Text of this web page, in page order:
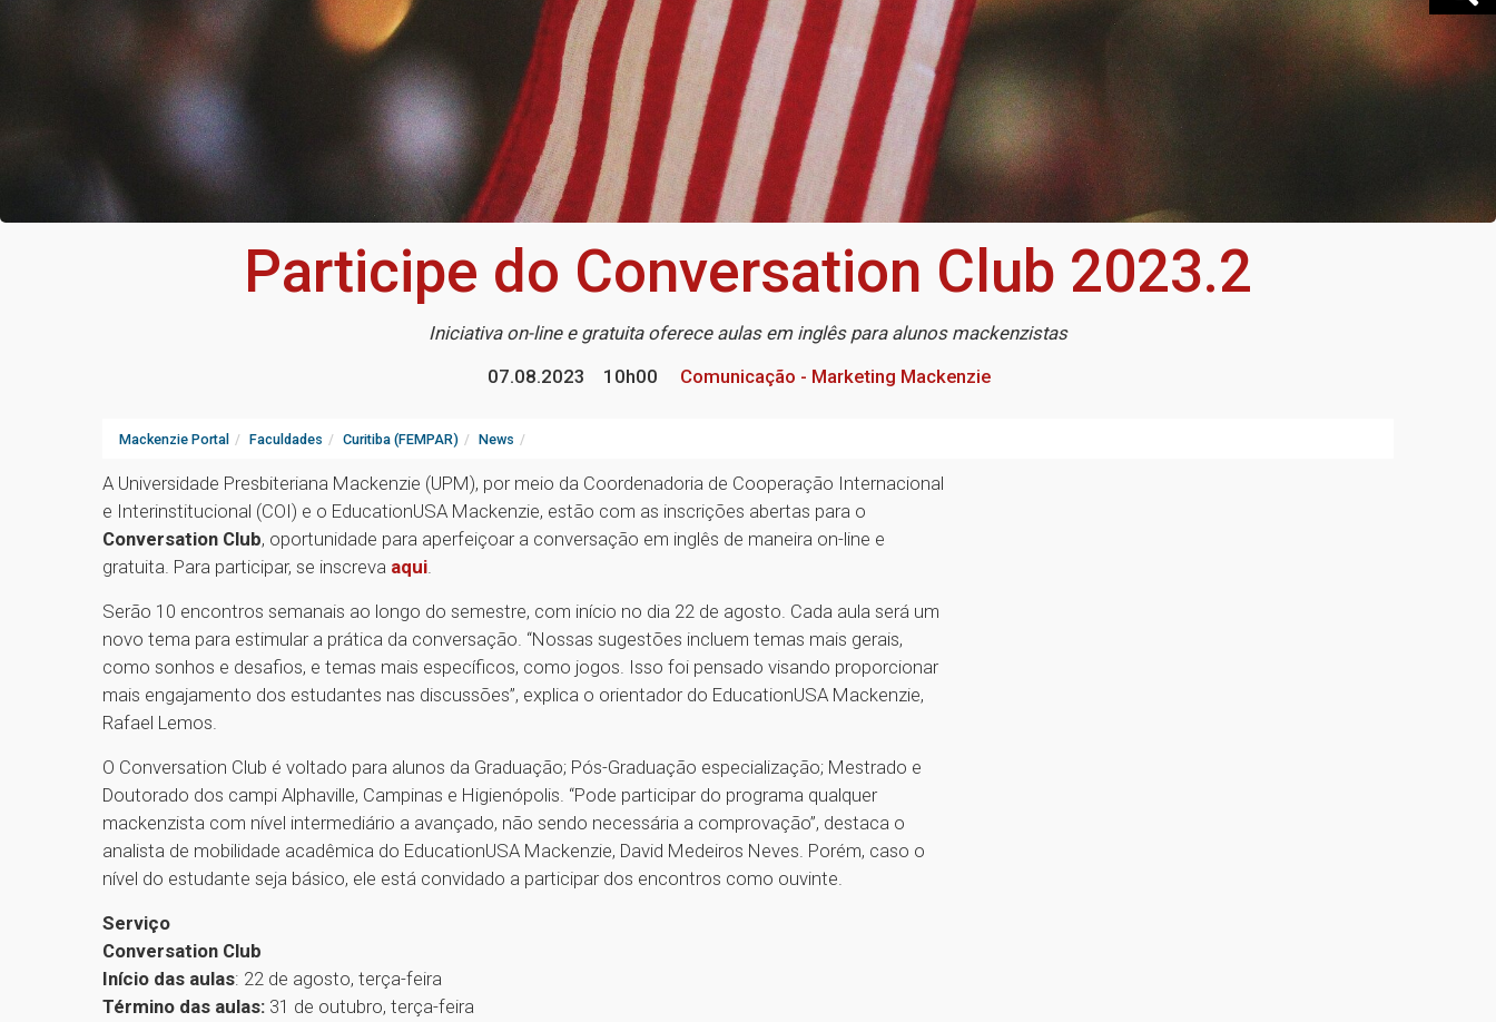
Participe do Conversation Club 2023.2
Iniciativa on-line e gratuita oferece aulas em inglês para alunos mackenzistas
07.08.2023
10h00 Comunicação - Marketing Mackenzie
Mackenzie Portal Faculdades Curitiba (FEMPAR) News
A Universidade Presbiteriana Mackenzie (UPM), por meio da Coordenadoria de Cooperação Internacional
e Interinstitucional (COI) e o EducationUSA Mackenzie, estão com as inscrições abertas para o
Conversation Club, oportunidade para aperfeiçoar a conversação em inglês de maneira on-line e
gratuita. Para participar, se inscreva aqui.
Serão 10 encontros semanais ao longo do semestre, com início no dia 22 de agosto. Cada aula será um
novo tema para estimular a prática da conversação. “Nossas sugestões incluem temas mais gerais,
como sonhos e desafios, e temas mais específicos, como jogos. Isso foi pensado visando proporcionar
mais engajamento dos estudantes nas discussões”, explica o orientador do EducationUSA Mackenzie,
Rafael Lemos.
O Conversation Club é voltado para alunos da Graduação; Pós-Graduação especialização; Mestrado e
Doutorado dos campi Alphaville, Campinas e Higienópolis. “Pode participar do programa qualquer
mackenzista com nível intermediário a avançado, não sendo necessária a comprovação”, destaca o
analista de mobilidade acadêmica do EducationUSA Mackenzie, David Medeiros Neves. Porém, caso o
nível do estudante seja básico, ele está convidado a participar dos encontros como ouvinte.
Serviço
Conversation Club
Início das aulas: 22 de agosto, terça-feira
Término das aulas: 31 de outubro, terça-feira